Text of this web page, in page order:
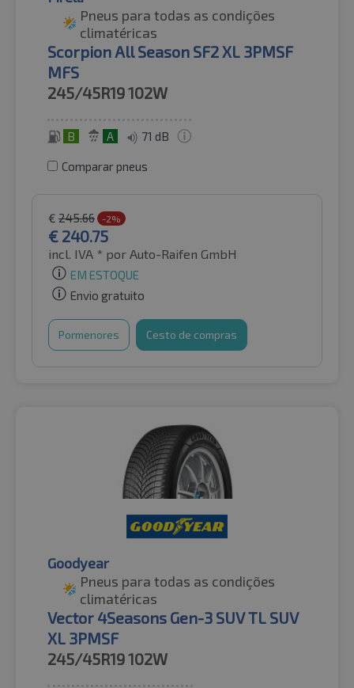
Pneus para todas as condições
climatéricas
Scorpion All Season SF2 XL 3PMSF
MFS
245/45R19102W
B A 71 dB
Comparar pneus
€ 245.66 -2%
€ 240.75
incl. IVA * por Auto-Raifen GmbH
EM ESTOQUE
Envio gratuito
Pormenores Cesto de compras
Goodyear
Pneus para todas as condições
climatéricas
Vector 4Seasons Gen-3 SUV TL SUV
XL 3PMSF
245/45R19102W